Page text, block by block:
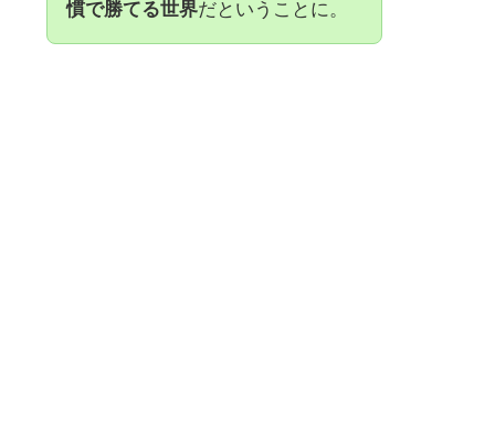
慣で勝てる世界だということに。